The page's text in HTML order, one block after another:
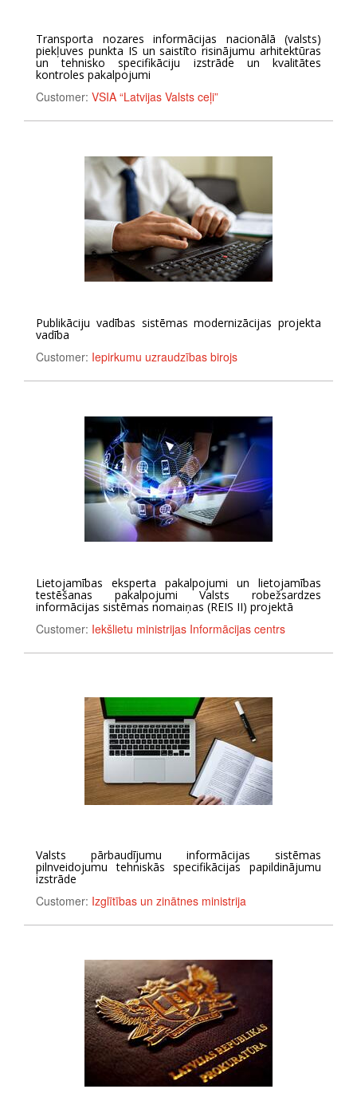
Transporta nozares informācijas nacionālā (valsts)
piekļuves punkta IS un saistīto risinājumu arhitektūras
un tehnisko specifikāciju izstrāde un kvalitātes
kontroles pakalpojumi
Customer: VSIA “Latvijas Valsts ceļi”
Publikāciju vadības sistēmas modernizācijas projekta
vadība
Customer: Iepirkumu uzraudzības birojs
Lietojamības eksperta pakalpojumi un lietojamības
testēšanas pakalpojumi Valsts robežsardzes
informācijas sistēmas nomaiņas (REIS II) projektā
Customer: Iekšlietu ministrijas Informācijas centrs
Valsts pārbaudījumu informācijas sistēmas
pilnveidojumu tehniskās specifikācijas papildinājumu
izstrāde
Customer: Izglītības un zinātnes ministrija